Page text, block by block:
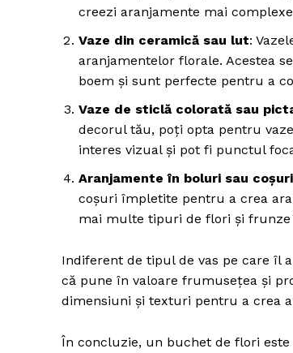
creezi aranjamente mai
Vaze din ceramică sau lut:
aranjamentelor florale. Acestea
boem și sunt perfecte pentru a
Vaze de sticlă colorată sau
decorul tău, poți opta pentru
interes vizual și pot fi punctul
Aranjamente în boluri sau coșuri
coșuri împletite pentru a crea
mai multe tipuri de flori și
Indiferent de tipul de vas pe care îl
că pune în valoare frumusețea și
dimensiuni și texturi pentru a crea
În concluzie, un buchet de flori